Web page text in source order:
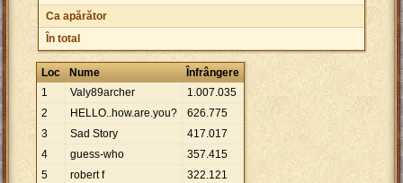
Ca apărător
În total
Loc Nume
Înfrângere
1
Valy89archer 1.007.035
2
HELLO..how.are.you? 626.775
3
Sad Story 417.017
4
guess-who 357.415
5
robert f 322.121